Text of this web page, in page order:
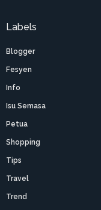
Labels
Blogger
Fesyen
Info
Isu Semasa
Petua
Shopping
Tips
Travel
Trend